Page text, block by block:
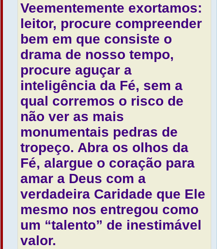
Veementemente exortamos:
leitor, procure compreender
bem em que consiste o
drama de nosso tempo,
procure aguçar a
inteligência da Fé, sem a
qual corremos o risco de
não ver as mais
monumentais pedras de
tropeço. Abra os olhos da
Fé, alargue o coração para
amar a Deus com a
verdadeira Caridade que Ele
mesmo nos entregou como
um “talento” de inestimável
valor.